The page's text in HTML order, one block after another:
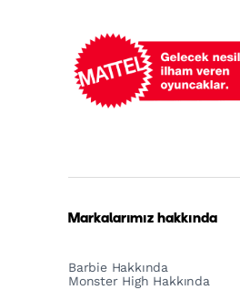
Markalarımız hakkında
Barbie Hakkında
Monster High Hakkında